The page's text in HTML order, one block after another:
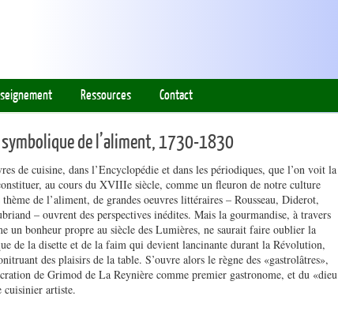
Ressources Contact
de l’aliment, 1730-1830
de cuisine, dans l’Encyclopédie et dans les périodiques, que l’on voit la
au cours du XVIIIe siècle, comme un fleuron de notre culture
de l’aliment, de grandes oeuvres littéraires – Rousseau, Diderot,
– ouvrent des perspectives inédites. Mais la gourmandise, à travers
un bonheur propre au siècle des Lumières, ne saurait faire oublier la
de la disette et de la faim qui devient lancinante durant la Révolution,
des plaisirs de la table. S’ouvre alors le règne des «gastrolâtres»,
de Grimod de La Reynière comme premier gastronome, et du «dieu
cuisinier artiste.